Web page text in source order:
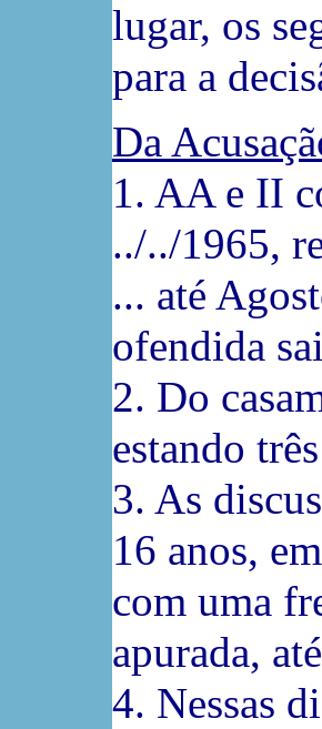
lugar, os
para a
Da
1. AA e II
../../1965,
... até
ofendida
2. Do
estando
3. As
16 anos,
com uma
apurada,
4. Nessas